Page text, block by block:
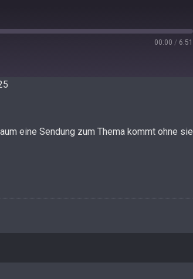
00:00 / 6:51
eine Sendung zum Thema kommt ohne sie